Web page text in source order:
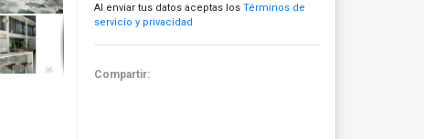
Al enviar tus datos aceptas los Términos de
servicio y privacidad
Compartir: